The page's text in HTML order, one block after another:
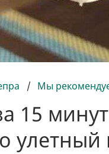
/ Мы
15
улетный